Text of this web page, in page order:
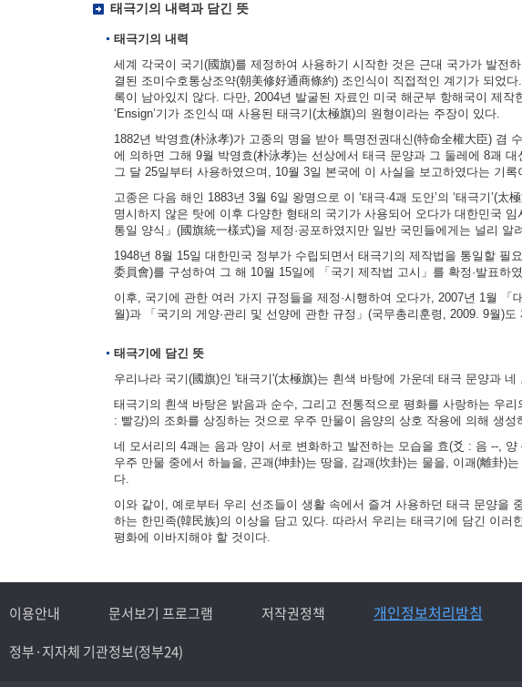
태극기의 내력과 담긴 뜻
태극기의 내력
세계 각국이 국기(國旗)를 제정하여 사용하기 시작한 것은 근대 국가가 발전
결된 조미수호통상조약(朝美修好通商條約) 조인식이 직접적인 계기가 되었
록이 남아있지 않다. 다만, 2004년 발굴된 자료인 미국 해군부 항해국이 제
‘Ensign’기가 조인식 때 사용된 태극기(太極旗)의 원형이라는 주장이 있다.
1882년 박영효(朴泳孝)가 고종의 명을 받아 특명전권대신(特命全權大臣) 겸
에 의하면 그해 9월 박영효(朴泳孝)는 선상에서 태극 문양과 그 둘레에 8괘 대
그 달 25일부터 사용하였으며, 10월 3일 본국에 이 사실을 보고하였다는 기록
고종은 다음 해인 1883년 3월 6일 왕명으로 이 ‘태극·4괘 도안’의 ‘태극기’(
명시하지 않은 탓에 이후 다양한 형태의 국기가 사용되어 오다가 대한민국
통일 양식」(國旗統一樣式)을 제정·공포하였지만 일반 국민들에게는 널리 알
1948년 8월 15일 대한민국 정부가 수립되면서 태극기의 제작법을 통일할
委員會)를 구성하여 그 해 10월 15일에 「국기 제작법 고시」를 확정·발표하
이후, 국기에 관한 여러 가지 규정들을 제정·시행하여 오다가, 2007년 1월
월)과 「국기의 게양·관리 및 선양에 관한 규정」(국무총리훈령, 2009. 9월)
태극기에 담긴 뜻
우리나라 국기(國旗)인 '태극기'(太極旗)는 흰색 바탕에 가운데 태극 문양과
태극기의 흰색 바탕은 밝음과 순수, 그리고 전통적으로 평화를 사랑하는 우
: 빨강)의 조화를 상징하는 것으로 우주 만물이 음양의 상호 작용에 의해 생
네 모서리의 4괘는 음과 양이 서로 변화하고 발전하는 모습을 효(爻 : 음 --,
우주 만물 중에서 하늘을, 곤괘(坤卦)는 땅을, 감괘(坎卦)는 물을, 이괘(離卦)
다.
이와 같이, 예로부터 우리 선조들이 생활 속에서 즐겨 사용하던 태극 문양을
하는 한민족(韓民族)의 이상을 담고 있다. 따라서 우리는 태극기에 담긴 이
평화에 이바지해야 할 것이다.
이용안내 문서보기 프로그램 저작권정책 개인정보처리방침
정부·지자체 기관정보(정부24)